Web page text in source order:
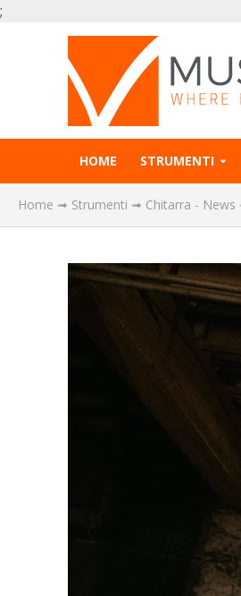
;
HOME STRUMENTI
Home ➟ Strumenti ➟ Chitarra - News